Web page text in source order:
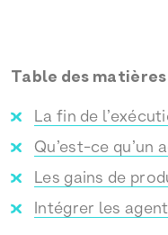
Table des matières
La fin de
Qu’est-ce qu’un
Les gains de
Intégrer les